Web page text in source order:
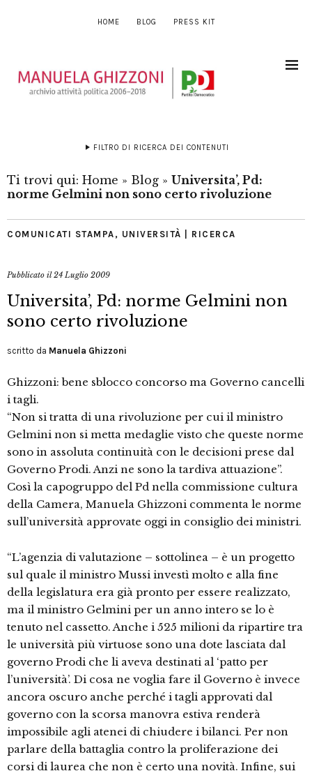
HOME BLOG PRESS KIT
FILTRO DI RICERCA DEI CONTENUTI
Ti trovi qui: Home » Blog » Universita’, Pd:
norme Gelmini non sono certo rivoluzione
COMUNICATI STAMPA , UNIVERSITÀ | RICERCA
Pubblicato il24 Luglio 2009
Universita’, Pd: norme Gelmini non
sono certo rivoluzione
scritto da Manuela Ghizzoni
Ghizzoni: bene sblocco concorso ma Governo cancelli
i tagli.
“Non si tratta di una rivoluzione per cui il ministro
Gelmini non si metta medaglie visto che queste norme
sono in assoluta continuità con le decisioni prese dal
Governo Prodi. Anzi ne sono la tardiva attuazione”.
Così la capogruppo del Pd nella commissione cultura
della Camera, Manuela Ghizzoni commenta le norme
sull’università approvate oggi in consiglio dei ministri.
“L’agenzia di valutazione – sottolinea – è un progetto
sul quale il ministro Mussi investì molto e alla fine
della legislatura era già pronto per essere realizzato,
ma il ministro Gelmini per un anno intero se lo è
tenuto nel cassetto. Anche i 525 milioni da ripartire tra
le università più virtuose sono una dote lasciata dal
governo Prodi che li aveva destinati al ‘patto per
l’università’. Di cosa ne voglia fare il Governo è invece
ancora oscuro anche perché i tagli approvati dal
governo con la scorsa manovra estiva renderà
impossibile agli atenei di chiudere i bilanci. Per non
parlare della battaglia contro la proliferazione dei
corsi di laurea che non è certo una novità. Infine, sui